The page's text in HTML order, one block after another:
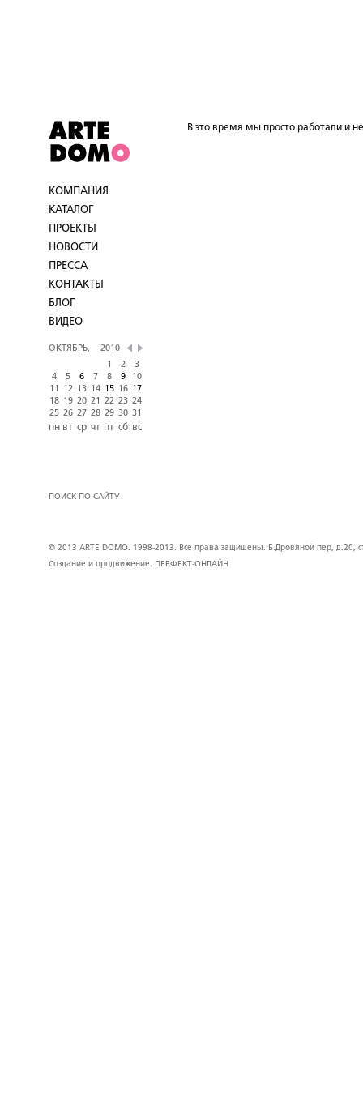
КОМПАНИЯ
КАТАЛОГ
ПРОЕКТЫ
НОВОСТИ
ПРЕССА
КОНТАКТЫ
БЛОГ
ВИДЕО
ОКТЯБРЬ,
2010
1
2
3
4
5 6 7 8 9
10
11
12 13 14 15 16
17
18 19 20 21 22 23 24
25 26 27 28 29 30 31
пн вт ср чт пт сб вс
ПОИСК ПО САЙТУ
В это время мы просто работали и
© 2013 ARTE DOMO. 1998-2013. Все права защищены. Б.Дровяной пер, д.20,
Создание и продвижение.
ПЕРФЕКТ-ОНЛАЙН